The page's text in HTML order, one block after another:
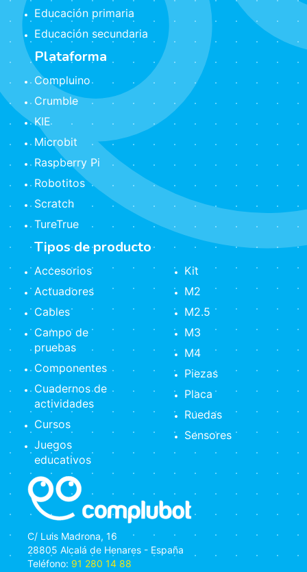
C/ Luis Madrona, 16
28805 Alcalá de Henares - España
Teléfono: 91 280 14 88
Educación primaria
Educación secundaria
Plataforma
Compluino
Crumble
KIE
Microbit
Raspberry Pi
Robotitos
Scratch
TureTrue
Tipos de producto
Accesorios
Actuadores
Cables
Campo de
pruebas
Componentes
Cuadernos de
actividades
Cursos
Juegos
educativos
Kit
M2
M2.5
M3
M4
Piezas
Placa
Ruedas
Sensores